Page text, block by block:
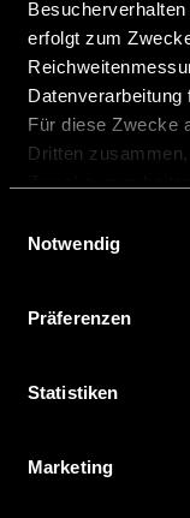
erfolgt zum
Datenverarbeitung
Für diese Zwecke
Dritten
Durch Anklicken
Detailansicht
Ihrer Daten zu den
widerruflich für die
Schaltfläche
Notwendig
Präferenzen
Statistiken
Marketing
Highlights
Highlights
Highlights